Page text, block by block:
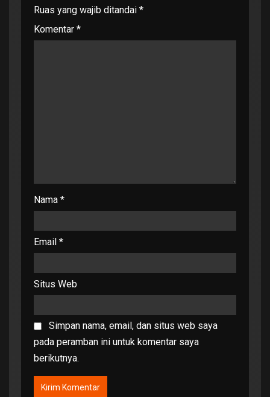
Ruas yang wajib ditandai *
Komentar *
Nama *
Email *
Situs Web
Simpan nama, email, dan situs web saya
pada peramban ini untuk komentar saya
berikutnya.